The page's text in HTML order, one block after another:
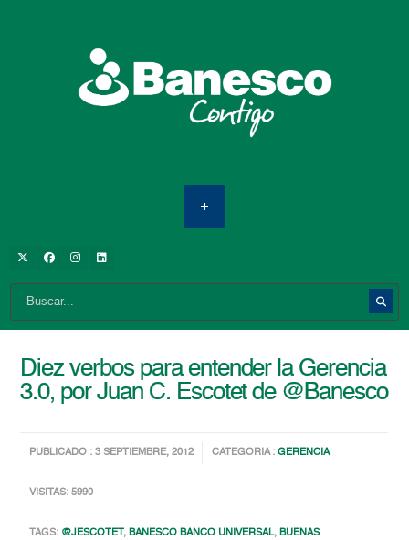
Diez verbos para entender la Gerencia
3.0, por Juan C. Escotet de @Banesco
PUBLICADO : 3 SEPTIEMBRE, 2012 CATEGORIA :GERENCIA
VISITAS: 5990
TAGS: @JESCOTET,BANESCO BANCO UNIVERSAL,BUENAS